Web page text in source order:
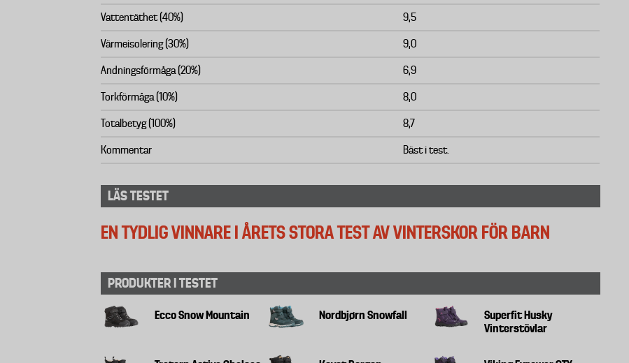
Vattentäthet (40%) 9,5
Värmeisolering (30%) 9,0
Andningsförmåga (20%) 6,9
Torkförmåga (10%) 8,0
Totalbetyg (100%) 8,7
Kommentar Bäst i test.
LÄS TESTET
EN TYDLIG VINNARE I ÅRETS STORA TEST AV VINTERSKOR FÖR BARN
PRODUKTER I TESTET
Ecco Snow Mountain Nordbjørn Snowfall
Superfit Husky
Vinterstövlar